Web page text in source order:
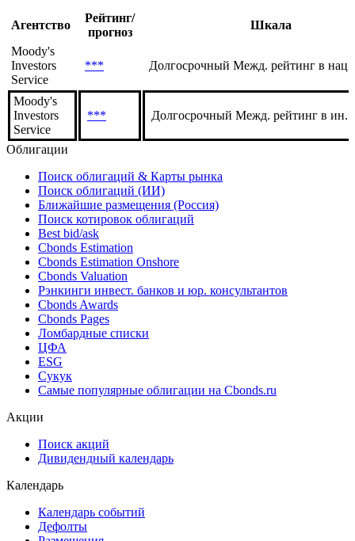
Агентство
Рейтинг/
прогноз
Шкала
Moody's
Investors
Service
*** Долгосрочный Межд. рейтинг в нац.
Moody's
Investors
Service
*** Долгосрочный Межд. рейтинг в ин.
Облигации
Поиск облигаций & Карты рынка
Поиск облигаций (ИИ)
Ближайшие размещения (Россия)
Поиск котировок облигаций
Best bid/ask
Cbonds Estimation
Cbonds Estimation Onshore
Cbonds Valuation
Рэнкинги инвест. банков и юр. консультантов
Cbonds Awards
Cbonds Pages
Ломбардные списки
ЦФА
ESG
Сукук
Самые популярные облигации на Cbonds.ru
Акции
Поиск акций
Дивидендный календарь
Календарь
Календарь событий
Дефолты